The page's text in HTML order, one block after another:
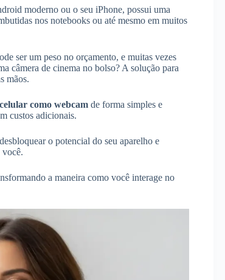
moderno ou o seu iPhone, possui uma
nos notebooks ou até mesmo em muitos
ser um peso no orçamento, e muitas vezes
câmera de cinema no bolso? A solução para
mãos.
como webcam de forma simples e
custos adicionais.
o potencial do seu aparelho e
você.
a maneira como você interage no